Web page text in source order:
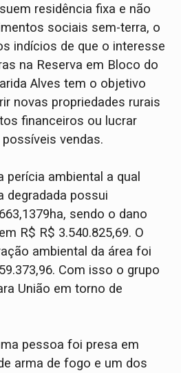
residência fixa e não
sociais sem-terra, o
indícios de que o interesse
na Reserva em Bloco do
Alves tem o objetivo
novas propriedades rurais
financeiros ou lucrar
vendas.
perícia ambiental a qual
degradada possui
sendo o dano
R$ R$ 3.540.825,69. O
ambiental da área foi
Com isso o grupo
União em torno de
pessoa foi presa em
arma de fogo e um dos